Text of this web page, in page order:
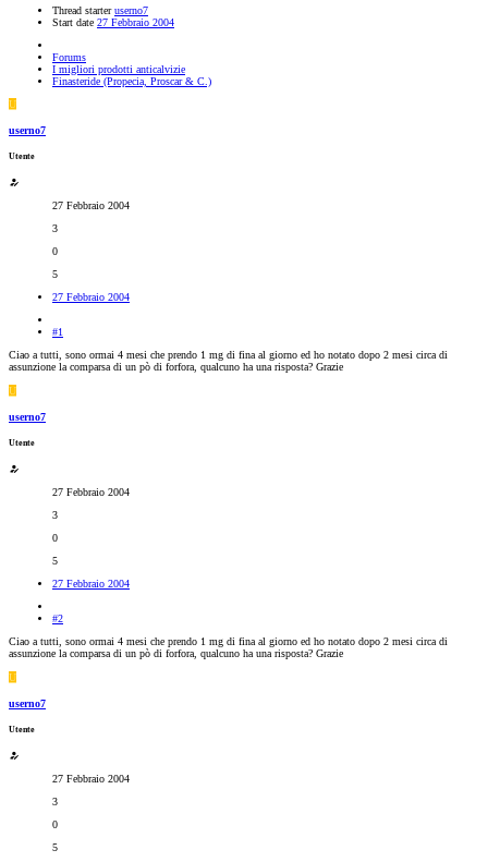
Thread starter userno7
Start date 27 Febbraio 2004
Forums
I migliori prodotti anticalvizie
Finasteride (Propecia, Proscar & C.)
U
userno7
Utente
27 Febbraio 2004
3
0
5
27 Febbraio 2004
#1
Ciao a tutti, sono ormai 4 mesi che prendo 1 mg di fina al giorno ed ho notato dopo 2 mesi circa di
assunzione la comparsa di un pò di forfora, qualcuno ha una risposta? Grazie
U
userno7
Utente
27 Febbraio 2004
3
0
5
27 Febbraio 2004
#2
Ciao a tutti, sono ormai 4 mesi che prendo 1 mg di fina al giorno ed ho notato dopo 2 mesi circa di
assunzione la comparsa di un pò di forfora, qualcuno ha una risposta? Grazie
U
userno7
Utente
27 Febbraio 2004
3
0
5